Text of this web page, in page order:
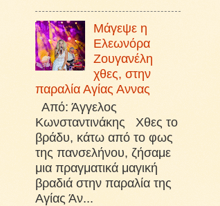
Μάγεψε η
Ελεωνόρα
Ζουγανέλη
χθες, στην
παραλία Αγίας Αννας
Από: Άγγελος
Κωνσταντινάκης Χθες το
βράδυ, κάτω από το φως
της πανσελήνου, ζήσαμε
μια πραγματικά μαγική
βραδιά στην παραλία της
Αγίας Άν...